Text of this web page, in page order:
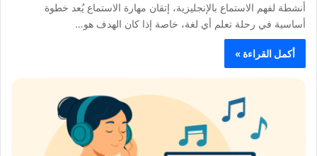
أنشطة لفهم الاستماع بالإنجليزية، إتقان مهارة الاستماع يُعد خطوة
أساسية في رحلة تعلم أي لغة، خاصة إذا كان الهدف هو…
أكمل القراءة »